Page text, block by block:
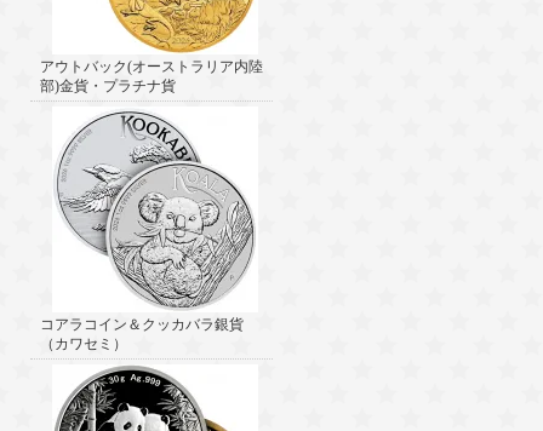
アウトバック(オーストラリア内陸
部)金貨・プラチナ貨
コアラコイン＆クッカバラ銀貨
（カワセミ）